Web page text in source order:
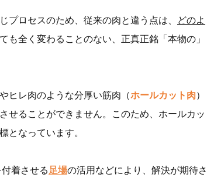
ロセスのため、従来の肉と違う点は、
どのよ
も全く変わることのない、正真正銘「本物の」
ヒレ肉のような分厚い筋肉（ホールカット肉）
せることができません。このため、ホールカッ
となっています。
着させる足場の活用などにより、解決が期待さ